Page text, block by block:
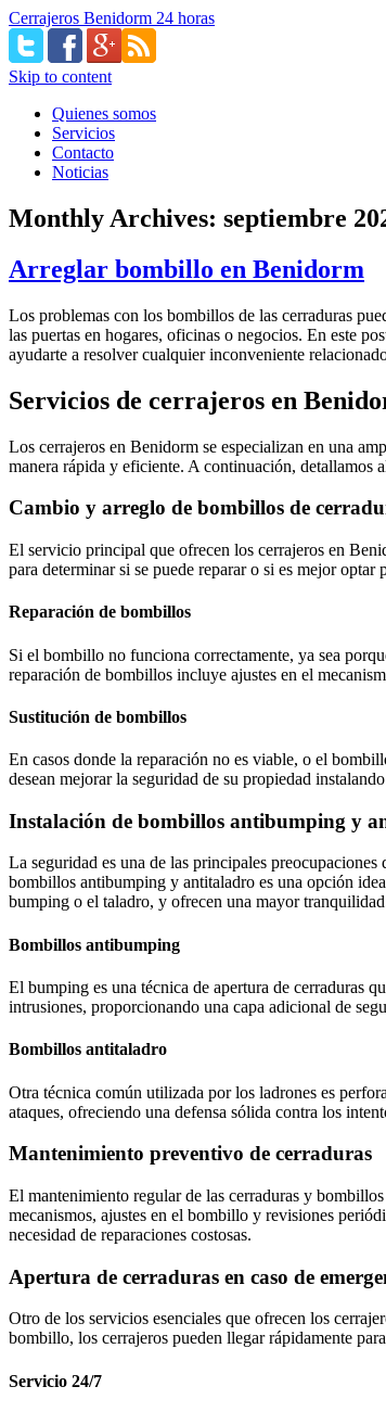
Cerrajeros Benidorm 24 horas
Skip to content
Quienes somos
Servicios
Contacto
Noticias
Monthly Archives: septiembre
Arreglar bombillo en Benidorm
Los problemas con los bombillos de las cerraduras
las puertas en hogares, oficinas o negocios. En este
ayudarte a resolver cualquier inconveniente
Servicios de cerrajeros en
Los cerrajeros en Benidorm se especializan en una
manera rápida y eficiente. A continuación, detallamos
Cambio y arreglo de bombillos de
El servicio principal que ofrecen los cerrajeros en
para determinar si se puede reparar o si es mejor
Reparación de bombillos
Si el bombillo no funciona correctamente, ya sea
reparación de bombillos incluye ajustes en el
Sustitución de bombillos
En casos donde la reparación no es viable, o el
desean mejorar la seguridad de su propiedad
Instalación de bombillos antibumping y
La seguridad es una de las principales
bombillos antibumping y antitaladro es una opción
bumping o el taladro, y ofrecen una mayor
Bombillos antibumping
El bumping es una técnica de apertura de cerraduras
intrusiones, proporcionando una capa adicional de
Bombillos antitaladro
Otra técnica común utilizada por los ladrones es
ataques, ofreciendo una defensa sólida contra los
Mantenimiento preventivo de cerraduras
El mantenimiento regular de las cerraduras y
mecanismos, ajustes en el bombillo y revisiones
necesidad de reparaciones costosas.
Apertura de cerraduras en caso de
Otro de los servicios esenciales que ofrecen los
bombillo, los cerrajeros pueden llegar rápidamente
Servicio 24/7